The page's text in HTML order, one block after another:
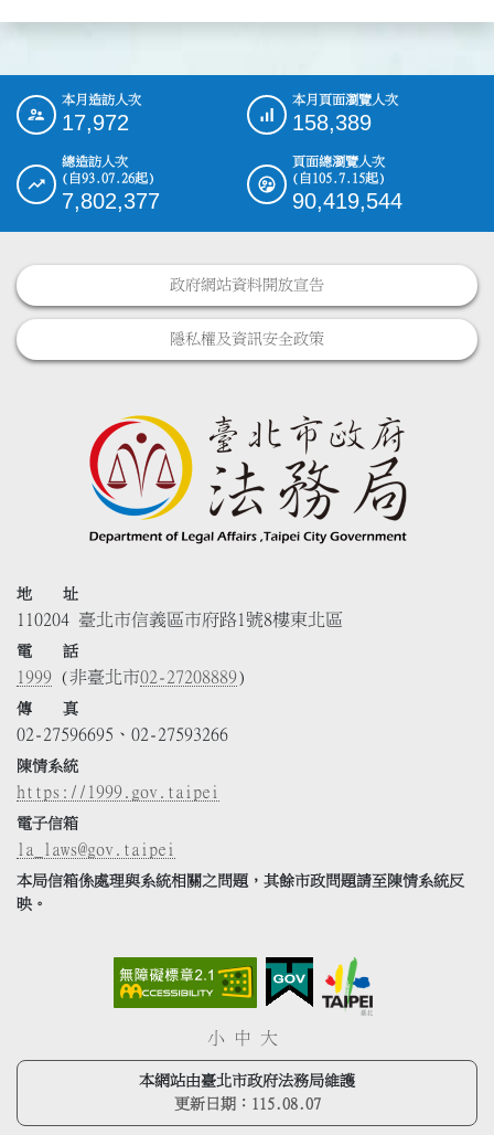
::: 本月造訪人次
17,972
本月頁面瀏覽人次
158,389
總造訪人次
(自93.07.26起)
7,802,377
頁面總瀏覽人次
(自105.7.15起)
90,419,544
政府網站資料開放宣告
隱私權及資訊安全政策
地 址
110204 臺北市信義區市府路1號8樓東北區
電 話
1999 (非臺北市02-27208889)
傳 真
02-27596695、02-27593266
陳情系統
https://1999.gov.taipei
電子信箱
la_laws@gov.taipei
本局信箱係處理與系統相關之問題，其餘市政問題請至陳情系統反
映。
小 中 大
本網站由臺北市政府法務局維護
更新日期： 115.08.07